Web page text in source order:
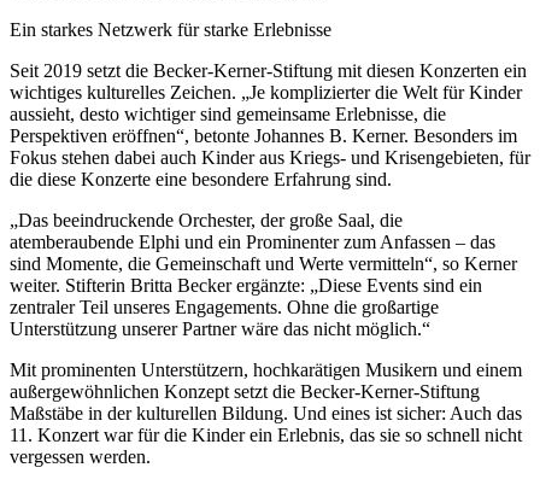
Ein starkes Netzwerk für starke Erlebnisse
Seit 2019 setzt die Becker-Kerner-Stiftung mit diesen Konzerten ein
wichtiges kulturelles Zeichen. „Je komplizierter die Welt für Kinder
aussieht, desto wichtiger sind gemeinsame Erlebnisse, die
Perspektiven eröffnen“, betonte Johannes B. Kerner. Besonders im
Fokus stehen dabei auch Kinder aus Kriegs- und Krisengebieten, für
die diese Konzerte eine besondere Erfahrung sind.
„Das beeindruckende Orchester, der große Saal, die
atemberaubende Elphi und ein Prominenter zum Anfassen – das
sind Momente, die Gemeinschaft und Werte vermitteln“, so Kerner
weiter. Stifterin Britta Becker ergänzte: „Diese Events sind ein
zentraler Teil unseres Engagements. Ohne die großartige
Unterstützung unserer Partner wäre das nicht möglich.“
Mit prominenten Unterstützern, hochkarätigen Musikern und einem
außergewöhnlichen Konzept setzt die Becker-Kerner-Stiftung
Maßstäbe in der kulturellen Bildung. Und eines ist sicher: Auch das
11. Konzert war für die Kinder ein Erlebnis, das sie so schnell nicht
vergessen werden.